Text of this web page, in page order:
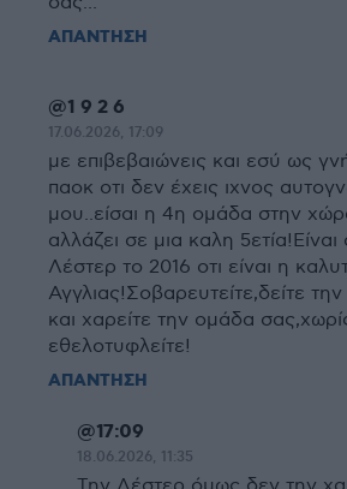
ΑΠΑΝΤΗΣΗ
@1 9 2 6
17.06.2026, 17:09
με επιβεβαιώνεις και εσύ ως
παοκ οτι δεν έχεις ιχνος
μου..είσαι η 4η ομάδα στην
αλλάζει σε μια καλη
Λέστερ το 2016 οτι είναι η
Αγγλιας!Σοβαρευτείτε,δείτε
και χαρείτε την ομάδα
εθελοτυφλείτε!
ΑΠΑΝΤΗΣΗ
@17:09
18.06.2026, 11:35